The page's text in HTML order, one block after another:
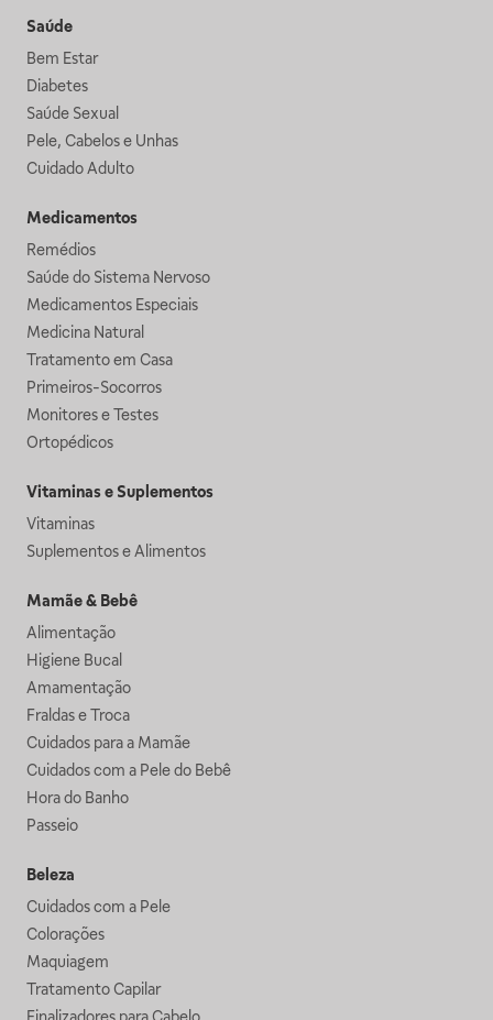
Saúde
Bem Estar
Diabetes
Saúde Sexual
Pele, Cabelos e Unhas
Cuidado Adulto
Medicamentos
Remédios
Saúde do Sistema Nervoso
Medicamentos Especiais
Medicina Natural
Tratamento em Casa
Primeiros-Socorros
Monitores e Testes
Ortopédicos
Vitaminas e Suplementos
Vitaminas
Suplementos e Alimentos
Mamãe & Bebê
Alimentação
Higiene Bucal
Amamentação
Fraldas e Troca
Cuidados para a Mamãe
Cuidados com a Pele do Bebê
Hora do Banho
Passeio
Beleza
Cuidados com a Pele
Colorações
Maquiagem
Tratamento Capilar